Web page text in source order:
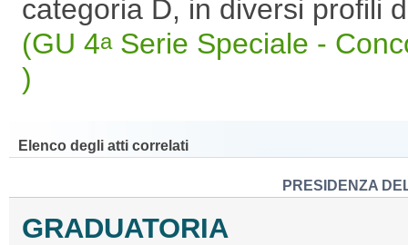
categoria D, in diversi profili
(GU 4aSerie Speciale -
)
Elenco degli atti correlati
PRESIDENZA
GRADUATORIA